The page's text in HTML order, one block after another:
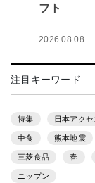
フト
2026.08.08
注目キーワード
特集 日本アクセ
中食 熊本地震
三菱食品 春
ニップン